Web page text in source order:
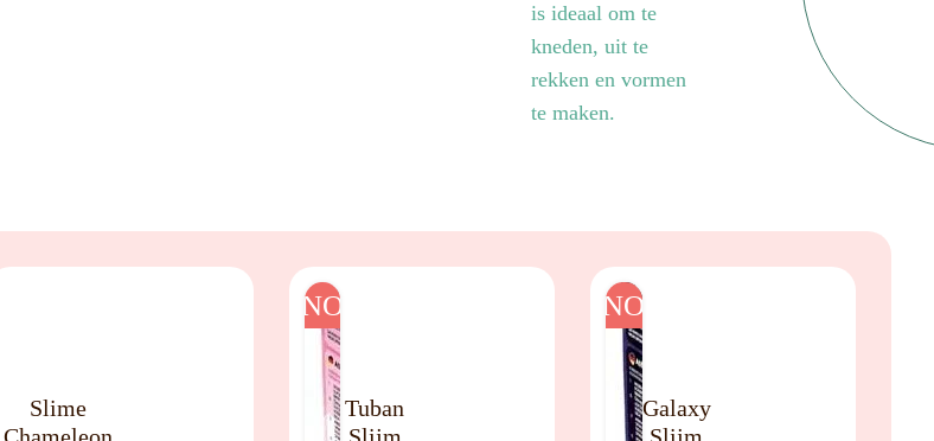
is ideaal om te
kneden, uit te
rekken en vormen
te maken.
Slime
NO
Tuban
NO
Galaxy